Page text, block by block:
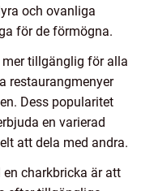
och ovanliga
för de förmögna.
tillgänglig för alla
restaurangmenyer
Dess popularitet
en varierad
att dela med andra.
charkbricka är att